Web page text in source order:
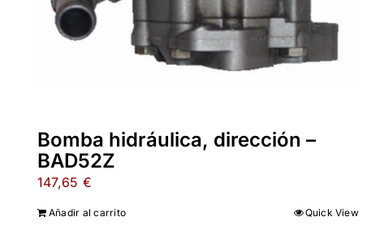
Bomba hidráulica, dirección –
BAD52Z
147,65 €
Añadir al carrito Quick View